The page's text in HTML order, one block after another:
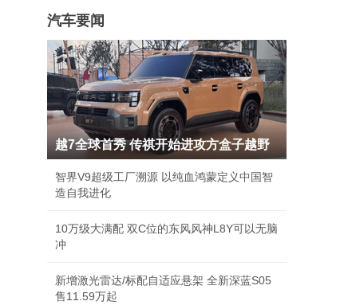
汽车要闻
越7全球首秀 传祺开始进攻方盒子越野
智界V9超级工厂溯源 以纯血鸿蒙定义中国智
造自我进化
10万级大满配 双C位的东风风神L8Y可以无脑
冲
新增激光雷达/标配自适应悬架 全新深蓝S05
售11.59万起